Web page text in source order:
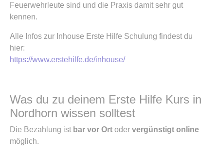
Feuerwehrleute sind und die Praxis damit sehr gut
kennen.
Alle Infos zur Inhouse Erste Hilfe Schulung findest du
hier:
https://www.erstehilfe.de/inhouse/
Was du zu deinem Erste Hilfe Kurs in
Nordhorn wissen solltest
Die Bezahlung ist bar vor Ort oder vergünstigt online
möglich.